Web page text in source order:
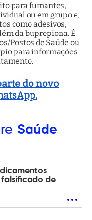
para fumantes,
ou em grupo e,
como adesivos,
da bupropiona. É
Postos de Saúde ou
para informações
do novo
Saúde
de